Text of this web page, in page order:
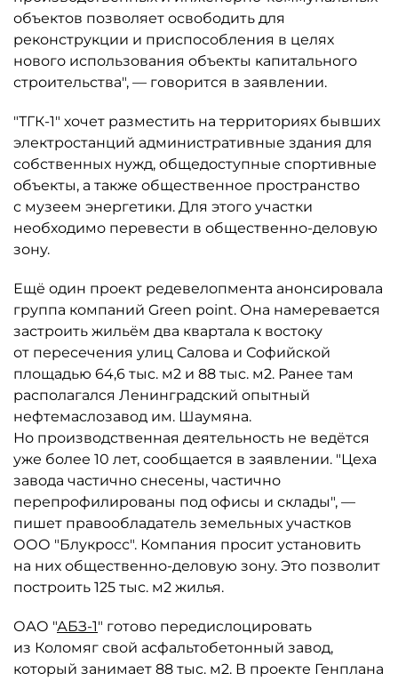
объектов позволяет освободить для
реконструкции и приспособления в целях
нового использования объекты капитального
строительства", — говорится в заявлении.
"ТГК-1″ хочет разместить на территориях бывших
электростанций административные здания для
собственных нужд, общедоступные спортивные
объекты, а также общественное пространство
с музеем энергетики. Для этого участки
необходимо перевести в общественно-деловую
зону.
Ещё один проект редевелопмента анонсировала
группа компаний Green point. Она намеревается
застроить жильём два квартала к востоку
от пересечения улиц Салова и Софийской
площадью 64,6 тыс. м2 и 88 тыс. м2. Ранее там
располагался Ленинградский опытный
нефтемаслозавод им. Шаумяна.
Но производственная деятельность не ведётся
уже более 10 лет, сообщается в заявлении. "Цеха
завода частично снесены, частично
перепрофилированы под офисы и склады", —
пишет правообладатель земельных участков
ООО "Блукросс". Компания просит установить
на них общественно-деловую зону. Это позволит
построить 125 тыс. м2 жилья.
ОАО "АБЗ-1″ готово передислоцировать
из Коломяг свой асфальтобетонный завод,
который занимает 88 тыс. м2. В проекте Генплана